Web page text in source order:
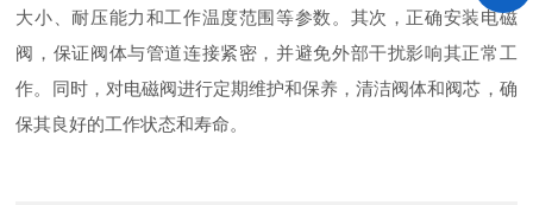
大小、耐压能力和工作温度范围等参数。其次，正确安装电磁
阀，保证阀体与管道连接紧密，并避免外部干扰影响其正常工
作。同时，对电磁阀进行定期维护和保养，清洁阀体和阀芯，确
保其良好的工作状态和寿命。